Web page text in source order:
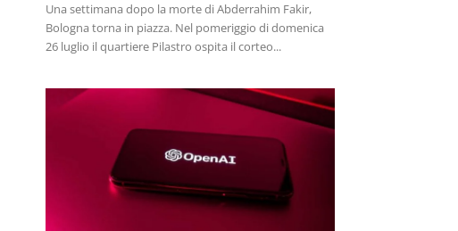
Una settimana dopo la morte di Abderrahim Fakir,
Bologna torna in piazza. Nel pomeriggio di domenica
26 luglio il quartiere Pilastro ospita il corteo...